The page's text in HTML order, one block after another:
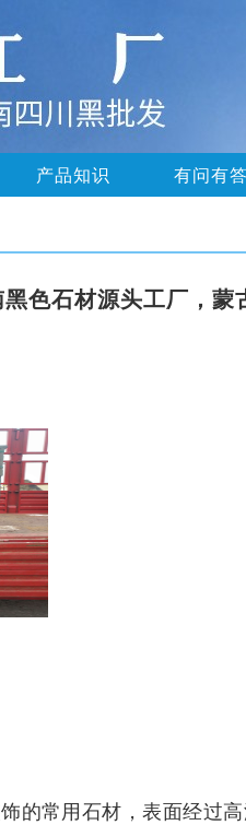
产品知识 有问有答
色石材源头工厂，蒙
的常用石材，表面经过